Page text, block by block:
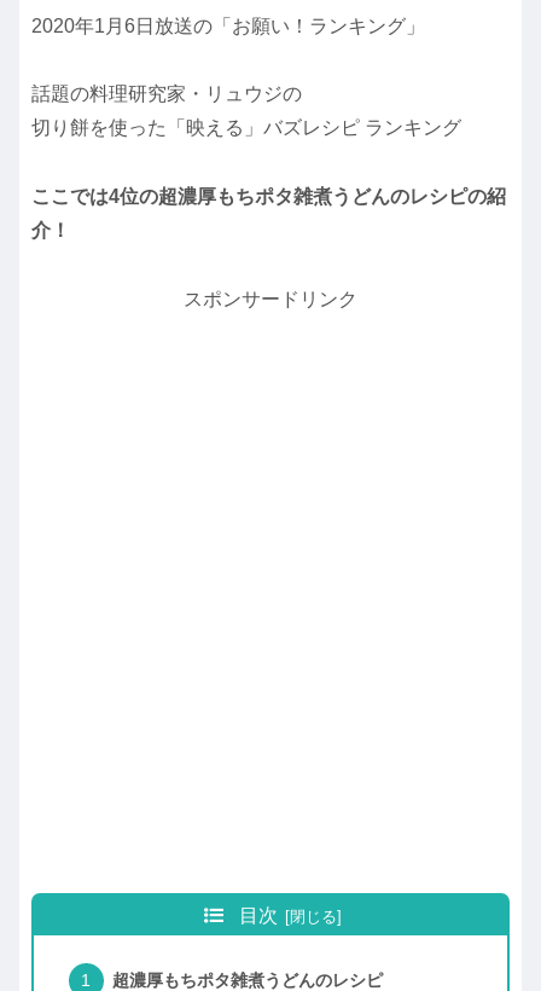
2020年1月6日放送の「お願い！ランキング」
話題の料理研究家・リュウジの
切り餅を使った「映える」バズレシピ ランキング
ここでは4位の超濃厚もちポタ雑煮うどんのレシピの紹
介！
スポンサードリンク
目次
超濃厚もちポタ雑煮うどんのレシピ